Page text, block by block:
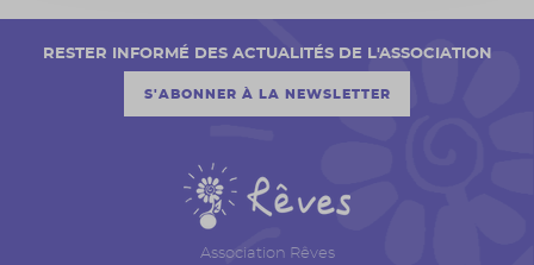
Association Rêves
RESTER INFORMÉ DES ACTUALITÉS DE L'ASSOCIATION
S'ABONNER À LA NEWSLETTER